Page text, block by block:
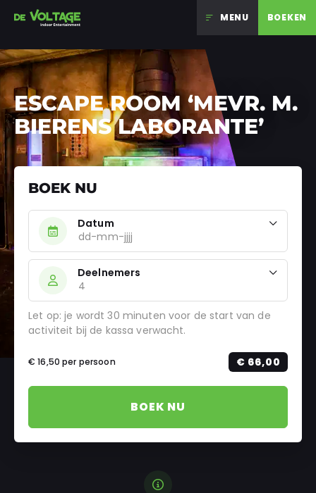
Ga naar inhoud
MENU BOEKEN
ESCAPE ROOM ‘MEVR. M.
BIERENS LABORANTE’
BOEK NU
Datum
Deelnemers
Let op: je wordt 30 minuten voor de start van de
activiteit bij de kassa verwacht.
€ 16,50per persoon € 66,00
BOEK NU